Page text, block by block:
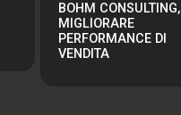
BOHM CONSULTING,
MIGLIORARE
PERFORMANCE DI
VENDITA